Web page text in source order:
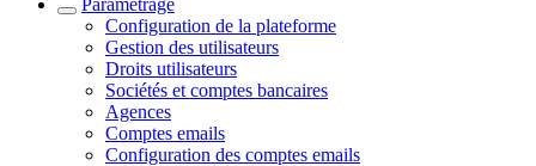
Paramétrage
Configuration de la plateforme
Gestion des utilisateurs
Droits utilisateurs
Sociétés et comptes bancaires
Agences
Comptes emails
Configuration des comptes emails